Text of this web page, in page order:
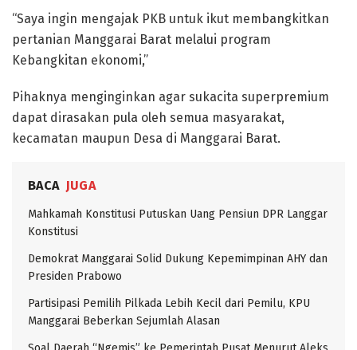
“Saya ingin mengajak PKB untuk ikut membangkitkan
pertanian Manggarai Barat melalui program
Kebangkitan ekonomi,”
Pihaknya menginginkan agar sukacita superpremium
dapat dirasakan pula oleh semua masyarakat,
kecamatan maupun Desa di Manggarai Barat.
BACA JUGA
Mahkamah Konstitusi Putuskan Uang Pensiun DPR Langgar
Konstitusi
Demokrat Manggarai Solid Dukung Kepemimpinan AHY dan
Presiden Prabowo
Partisipasi Pemilih Pilkada Lebih Kecil dari Pemilu, KPU
Manggarai Beberkan Sejumlah Alasan